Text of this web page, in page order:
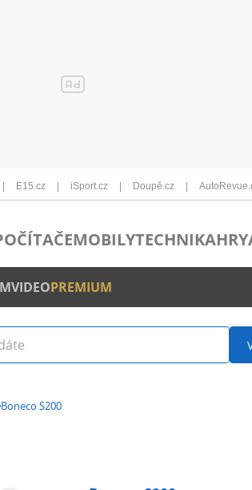
E15.cz iSport.cz Doupě.cz
MOBILYTECHNIKAHRY
VIDEOPREMIUM
Boneco S200